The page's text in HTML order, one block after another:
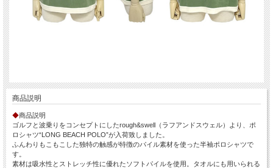
商品説明
◆商品説明
ゴルフと波乗りをコンセプトにしたrough&swell（ラフアンドスウェル）より、ポ
ロシャツ“LONG BEACH POLO”が入荷致しました。
ふんわりもこもこした独特の触感が特徴のパイル素材を使った半袖ポロシャツで
す。
素材は吸水性とストレッチ性に優れたソフトパイルを使用。タオルにも用いられる